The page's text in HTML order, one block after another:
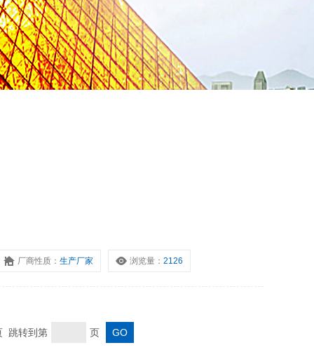
厂商性质：生产厂家 浏览量：2126
跳转到第 页